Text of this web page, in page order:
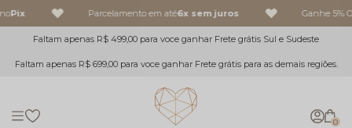
Pix Parcelamento em até6x sem juros Ganhe 5%
Faltam apenas R$ 499,00 para voce ganhar Frete grátis Sul e Sudeste
Faltam apenas R$ 699,00 para voce ganhar Frete grátis para as demais regiões.
0